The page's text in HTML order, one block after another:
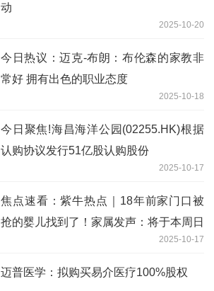
动
2025-10-20
今日热议：迈克-布朗：布伦森的家教非
常好 拥有出色的职业态度
2025-10-18
今日聚焦!海昌海洋公园(02255.HK)根据
认购协议发行51亿股认购股份
2025-10-17
焦点速看：紫牛热点｜18年前家门口被
抢的婴儿找到了！家属发声：将于本周日
2025-10-17
迈普医学：拟购买易介医疗100%股权